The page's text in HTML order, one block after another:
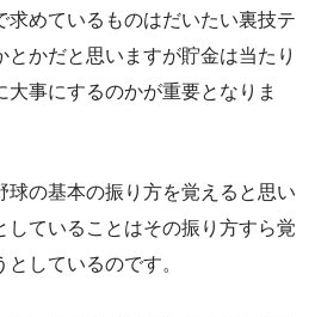
求めているものはだいたい裏技テ
とかだと思いますが貯金は当たり
事にするのかが重要となりま
球の基本の振り方を覚えると思い
していることはその振り方すら覚
しているのです。